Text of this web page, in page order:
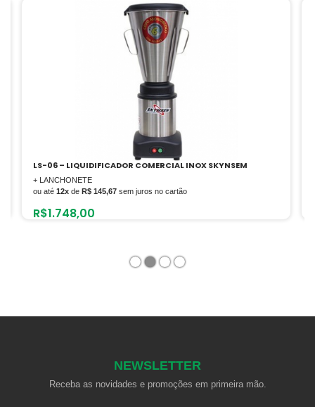
SKYNSEM L3 – LIQUIDIFICADOR COMERCIAL INOX 220V-M
ou até12xdeR$ 116,25
1 2 3 4
NEWSLETTER
Receba as novidades e promoções em primeira mão.